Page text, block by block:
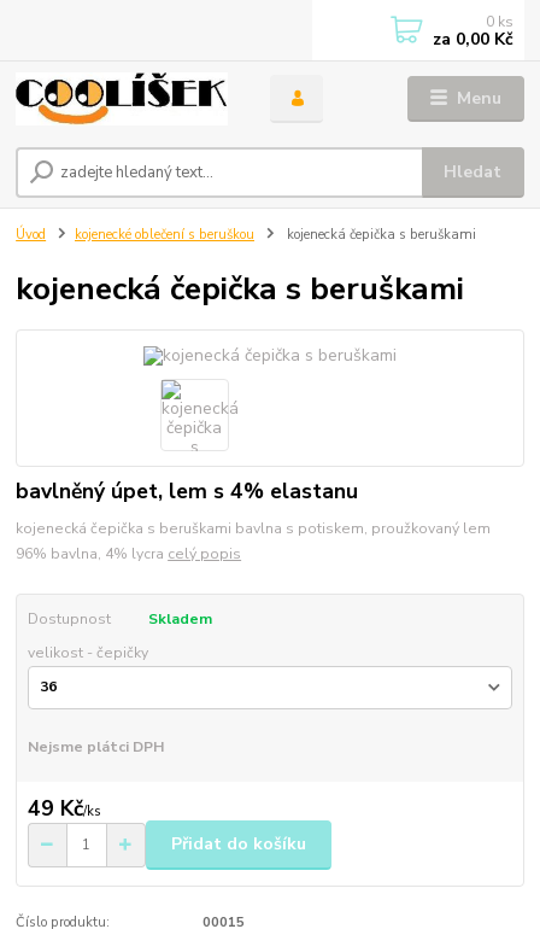
Menu
Hledat
0 ks
za 0,00 Kč
Úvod kojenecké oblečení s beruškou kojenecká čepička s beruškami
kojenecká čepička s beruškami
bavlněný úpet, lem s 4% elastanu
kojenecká čepička s beruškami bavlna s potiskem, proužkovaný lem
96% bavlna, 4% lycra celý popis
Dostupnost
Skladem
velikost - čepičky
Nejsme plátci DPH
49 Kč/ks
Přidat do košíku
Číslo produktu: 00015